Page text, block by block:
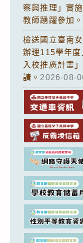
察與推理」實
教師踴躍參加。
檢送國立臺南
辦理115學年度
入校推廣計畫
請。 2026-08-